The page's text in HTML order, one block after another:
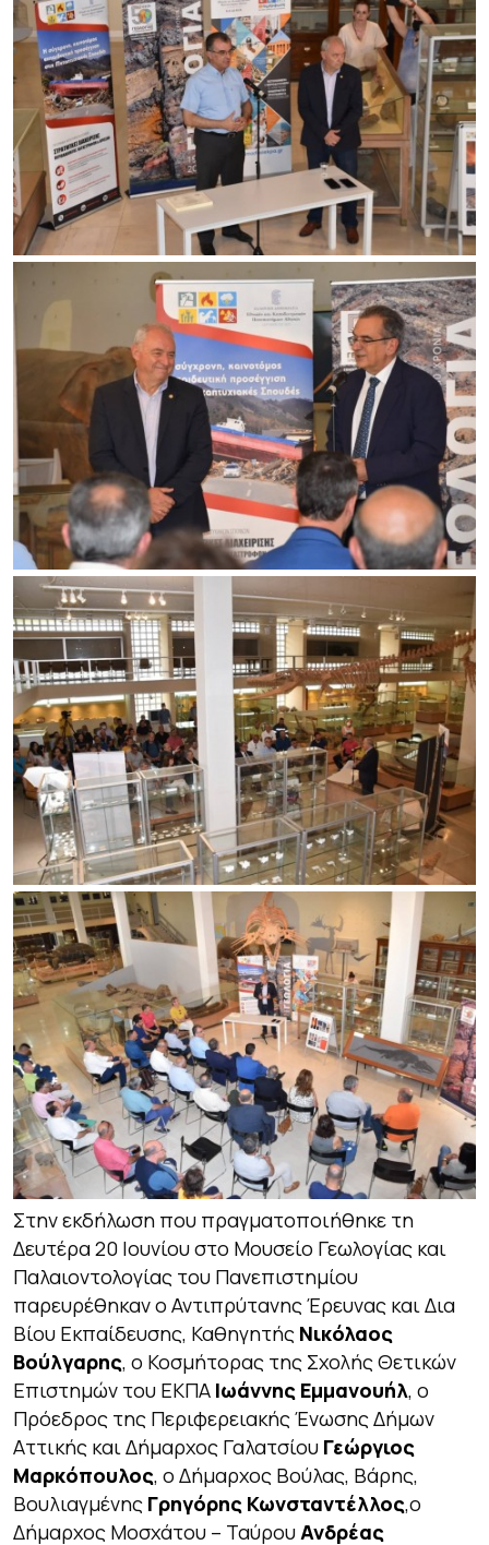
Στην εκδήλωση που πραγματοποιήθηκε τη
Δευτέρα 20 Ιουνίου στο Μουσείο Γεωλογίας και
Παλαιοντολογίας του Πανεπιστημίου
παρευρέθηκαν ο Αντιπρύτανης Έρευνας και Δια
Βίου Εκπαίδευσης, Καθηγητής Νικόλαος
Βούλγαρης, ο Κοσμήτορας της Σχολής Θετικών
Επιστημών του ΕΚΠΑ Ιωάννης Εμμανουήλ, ο
Πρόεδρος της Περιφερειακής Ένωσης Δήμων
Αττικής και Δήμαρχος Γαλατσίου Γεώργιος
Μαρκόπουλος, ο Δήμαρχος Βούλας, Βάρης,
Βουλιαγμένης Γρηγόρης Κωνσταντέλλος,ο
Δήμαρχος Μοσχάτου – ΤαύρουΑνδρέας